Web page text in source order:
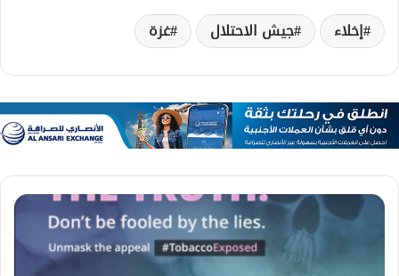
إخلاء جيش الاحتلال غزة